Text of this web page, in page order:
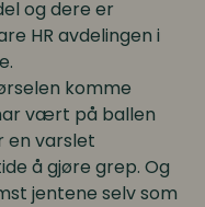
og dere er
HR avdelingen i
komme
vært på ballen
en varslet
å gjøre grep. Og
jentene selv som